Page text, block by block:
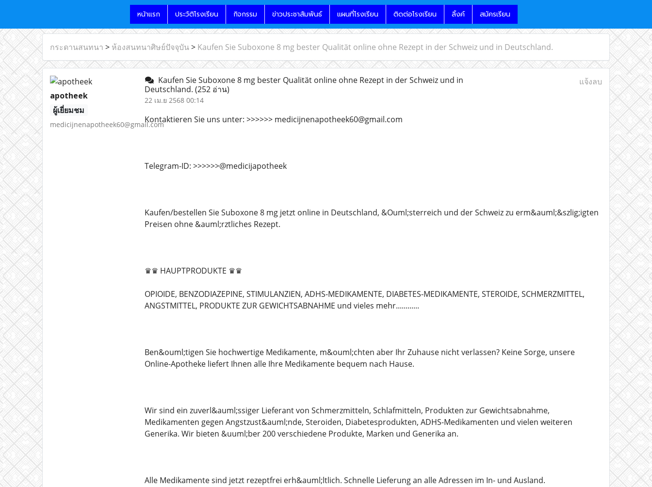
หน้าแรก ประวัติโรงเรียน กิจกรรม ข่าวประชาสัมพันธ์ แผนที่โรงเรียน ติดต่อโรงเรียน ลิ้งค์ สมัครเรียน
กระดานสนทนา > ห้องสนทนาศิษย์ปัจจุบัน> Kaufen Sie Suboxone 8 mg bester Qualität online ohne Rezept in der Schweiz und in Deutschland.
apotheek
ผู้เยี่ยมชม
medicijnenapotheek60@gmail.com
Kaufen Sie Suboxone 8 mg bester Qualität online ohne Rezept in der Schweiz und in
Deutschland. (252 อ่าน)
22 เม.ย 2568 00:14
แจ้งลบ
Kontaktieren Sie uns unter: >>>>>> medicijnenapotheek60@gmail.com
Telegram-ID: >>>>>>@medicijapotheek
Kaufen/bestellen Sie Suboxone 8 mg jetzt online in Deutschland, &Ouml;sterreich und der Schweiz zu erm&auml;&szlig;igten
Preisen ohne &auml;rztliches Rezept.
♛♛ HAUPTPRODUKTE ♛♛
OPIOIDE, BENZODIAZEPINE, STIMULANZIEN, ADHS-MEDIKAMENTE, DIABETES-MEDIKAMENTE, STEROIDE, SCHMERZMITTEL,
ANGSTMITTEL, PRODUKTE ZUR GEWICHTSABNAHME und vieles mehr............
Ben&ouml;tigen Sie hochwertige Medikamente, m&ouml;chten aber Ihr Zuhause nicht verlassen? Keine Sorge, unsere
Online-Apotheke liefert Ihnen alle Ihre Medikamente bequem nach Hause.
Wir sind ein zuverl&auml;ssiger Lieferant von Schmerzmitteln, Schlafmitteln, Produkten zur Gewichtsabnahme,
Medikamenten gegen Angstzust&auml;nde, Steroiden, Diabetesprodukten, ADHS-Medikamenten und vielen weiteren
Generika. Wir bieten &uuml;ber 200 verschiedene Produkte, Marken und Generika an.
Alle Medikamente sind jetzt rezeptfrei erh&auml;ltlich. Schnelle Lieferung an alle Adressen im In- und Ausland.